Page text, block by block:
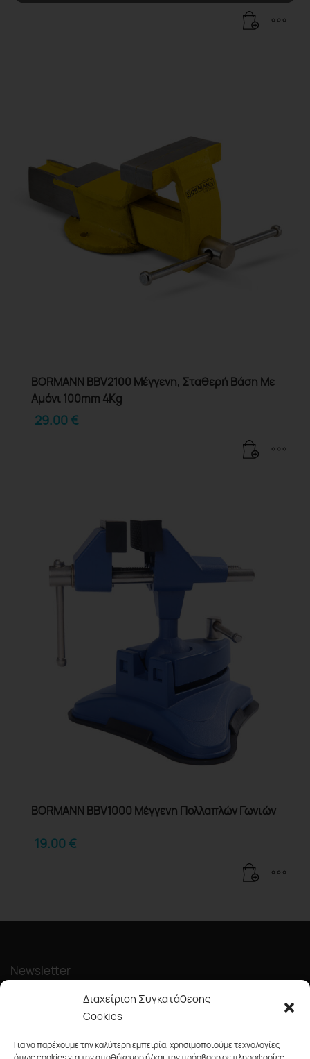
Διαχείριση Συγκατάθεσης
Cookies
Για να παρέχουμε την καλύτερη εμπειρία, χρησιμοποιούμε τεχνολογίες
BORMANN BBV2100 Μέγγενη, Σταθερή Βάση Με
Αμόνι 100mm 4Kg
29.00€
BORMANN BBV1000 Μέγγενη Πολλαπλών Γωνιών
19.00€
Newsletter